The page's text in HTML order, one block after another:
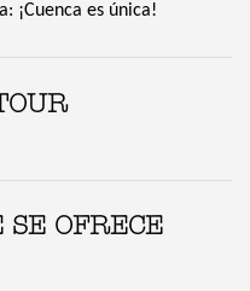
¡Cuenca es única!
OFRECE